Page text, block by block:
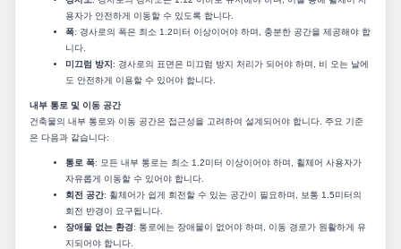
용자가 안전하게 이동할 수 있도록 합니다.
폭: 경사로의 폭은 최소 1.2미터 이상이어야 하며, 충분한 공간을 제공해야 합
니다.
미끄럼 방지 : 경사로의 표면은 미끄럼 방지 처리가 되어야 하며, 비 오는 날에
도 안전하게 이용할 수 있어야 합니다.
내부 통로 및 이동 공간
건축물의 내부 통로와 이동 공간은 접근성을 고려하여 설계되어야 합니다. 주요 기준
은 다음과 같습니다:
통로 폭: 모든 내부 통로는 최소 1.2미터 이상이어야 하며, 휠체어 사용자가
자유롭게 이동할 수 있어야 합니다.
회전 공간: 휠체어가 쉽게 회전할 수 있는 공간이 필요하며, 보통 1.5미터의
회전 반경이 요구됩니다.
장애물 없는 환경: 통로에는 장애물이 없어야 하며, 이동 경로가 원활하게 유
지되어야 합니다.